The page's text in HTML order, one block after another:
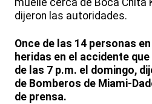
muelle cerca de Boca Chita
dijeron las autoridades.
Once de las 14 personas
heridas en el accidente
de las 7 p.m. el domingo,
de Bomberos de Miami-
de prensa.